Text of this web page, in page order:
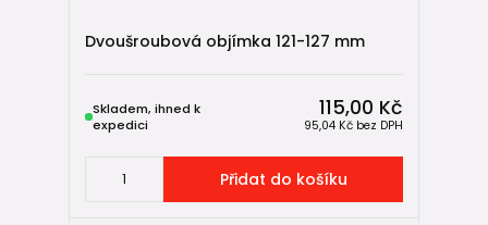
Dvoušroubová objímka 121-127 mm
115,00 Kč
95,04 Kč bez DPH
Skladem, ihned k
expedici
Přidat do košíku